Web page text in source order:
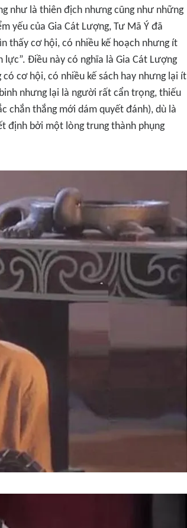
như là thiên địch nhưng cũng như những
yếu của Gia Cát Lượng, Tư Mã Ý đã
thấy cơ hội, có nhiều kế hoạch nhưng ít
Điều này có nghĩa là Gia Cát Lượng
cơ hội, có nhiều kế sách hay nhưng lại ít
nhưng lại là người rất cẩn trọng, thiếu
chắn thắng mới dám quyết đánh), dù là
định bởi một lòng trung thành phụng